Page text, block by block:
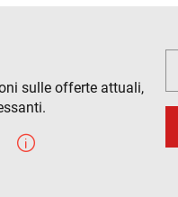
sulle offerte attuali,